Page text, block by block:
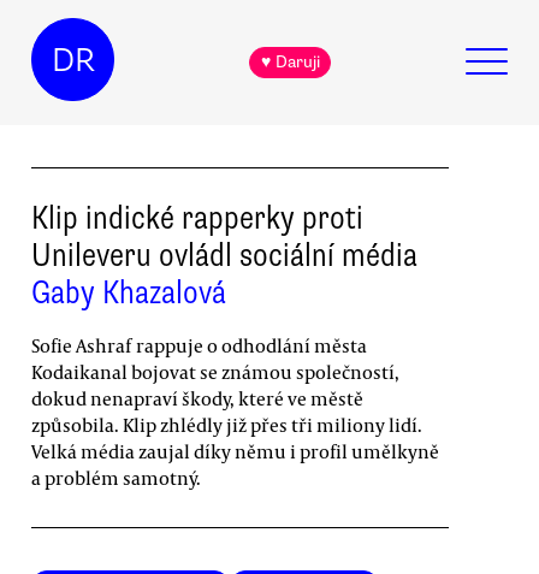
DR ♥ Daruji
Klip indické rapperky proti
Unileveru ovládl sociální média
Gaby Khazalová
Sofie Ashraf rappuje o odhodlání města
Kodaikanal bojovat se známou společností,
dokud nenapraví škody, které ve městě
způsobila. Klip zhlédly již přes tři miliony lidí.
Velká média zaujal díky němu i profil umělkyně
a problém samotný.